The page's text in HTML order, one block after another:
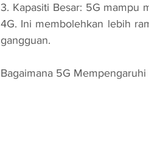
3. Kapasiti Besar: 5G mampu
4G. Ini membolehkan lebih
gangguan.
Bagaimana 5G